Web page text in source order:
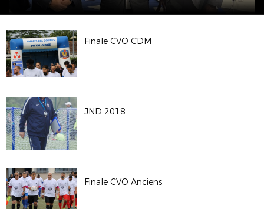
Finale CVO CDM
JND 2018
Finale CVO Anciens